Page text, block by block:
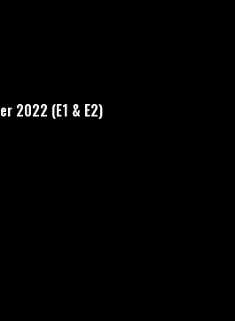
2022 (E1 & E2)